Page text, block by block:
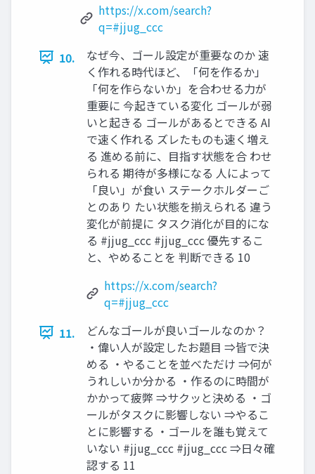
https://x.com/search?
q=#jjug_ccc
10.
なぜ今、ゴール設定が重要なのか 速
く作れる時代ほど、「何を作るか」
「何を作らないか」を合わせる力が
重要に 今起きている変化 ゴールが弱
いと起きる ゴールがあるとできる AI
で速く作れる ズレたものも速く増え
る 進める前に、目指す状態を合 わせ
られる 期待が多様になる 人によって
「良い」が食い ステークホルダーご
とのあり たい状態を揃えられる 違う
変化が前提に タスク消化が目的にな
る #jjug_ccc #jjug_ccc 優先するこ
と、やめることを 判断できる 10
https://x.com/search?
q=#jjug_ccc
11.
どんなゴールが良いゴールなのか？
・偉い人が設定したお題目 ⇒皆で決
める ・やることを並べただけ ⇒何が
うれしいか分かる ・作るのに時間が
かかって疲弊 ⇒サクッと決める ・ゴ
ールがタスクに影響しない ⇒やるこ
とに影響する ・ゴールを誰も覚えて
いない #jjug_ccc #jjug_ccc ⇒日々確
認する 11